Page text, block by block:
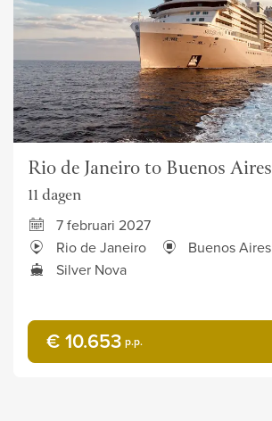
Rio de Janeiro to Buenos Aires
11 dagen
7 februari 2027
Rio de Janeiro
Buenos Aires
Silver Nova
€ 10.653 p.p.